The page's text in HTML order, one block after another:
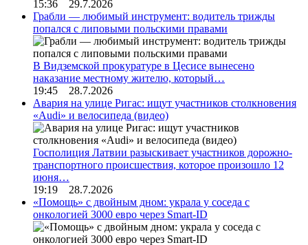
15:36 29.7.2026
Грабли — любимый инструмент: водитель трижды
попался с липовыми польскими правами
В Видземской прокуратуре в Цесисе вынесено
наказание местному жителю, который…
19:45 28.7.2026
Авария на улице Ригас: ищут участников столкновения
«Audi» и велосипеда (видео)
Госполиция Латвии разыскивает участников дорожно-
транспортного происшествия, которое произошло 12
июня…
19:19 28.7.2026
«Помощь» с двойным дном: украла у соседа с
онкологией 3000 евро через Smart-ID